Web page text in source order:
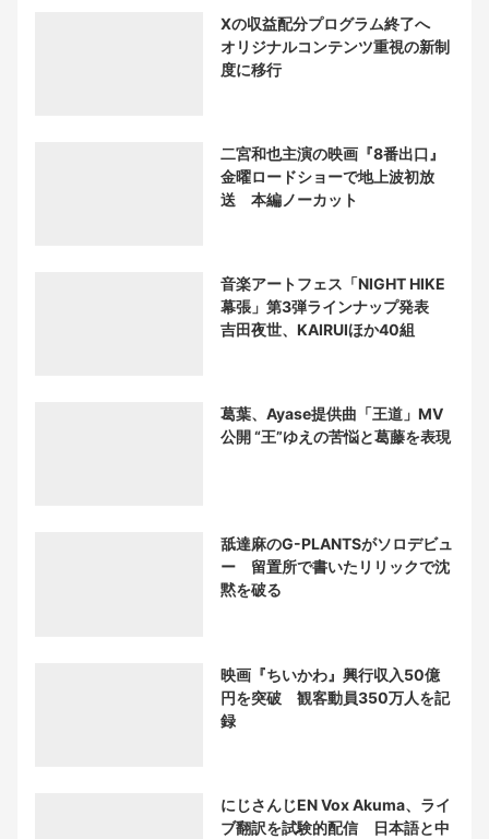
Xの収益配分プログラム終了へ
オリジナルコンテンツ重視の新制
度に移行
二宮和也主演の映画『8番出口』
金曜ロードショーで地上波初放
送 本編ノーカット
音楽アートフェス「NIGHT HIKE
幕張」第3弾ラインナップ発表
吉田夜世、KAIRUIほか40組
葛葉、Ayase提供曲「王道」MV
公開 “王”ゆえの苦悩と葛藤を表現
舐達麻のG-PLANTSがソロデビュ
ー 留置所で書いたリリックで沈
黙を破る
映画『ちいかわ』興行収入50億
円を突破 観客動員350万人を記
録
にじさんじEN Vox Akuma、ライ
ブ翻訳を試験的配信 日本語と中